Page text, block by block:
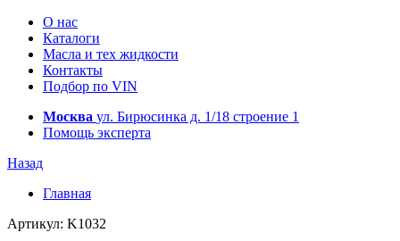
О нас
Каталоги
Масла и тех жидкости
Контакты
Подбор по VIN
Москва ул. Бирюсинка д. 1/18 строение 1
Помощь эксперта
Назад
Главная
Артикул: K1032